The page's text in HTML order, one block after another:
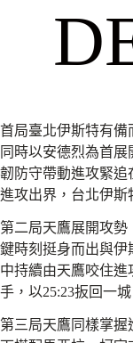
首局臺北伊斯特有備
同時以安德烈為首
韌防守帶動進攻緊追
進攻出界，台北伊斯
第二局天鷹展開攻
鍵時刻挺身而出與伊
中持續由天鷹咬住
手，以25:23扳回一城
第三局天鷹同樣掌